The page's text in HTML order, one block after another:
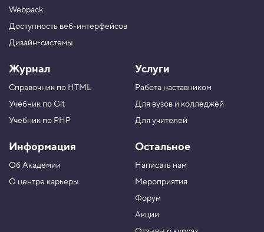
Webpack
Доступность веб-интерфейсов
Дизайн-системы
Журнал
Справочник по HTML
Учебник по Git
Учебник по PHP
Информация
Об Академии
О центре карьеры
Услуги
Работа наставником
Для вузов и колледжей
Для учителей
Остальное
Написать нам
Мероприятия
Форум
Акции